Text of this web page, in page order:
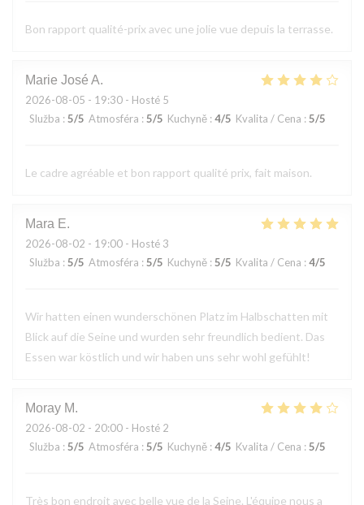
Bon rapport qualité-prix avec une jolie vue depuis la terrasse.
Marie José A
2026-08-05 - 19:30 - Hosté 5
Služba : 5/5 Atmosféra : 5/5 Kuchyně : 4/5 Kvalita / Cena : 5/5
Le cadre agréable et bon rapport qualité prix, fait maison.
Mara E
2026-08-02 - 19:00 - Hosté 3
Služba : 5/5 Atmosféra : 5/5 Kuchyně : 5/5 Kvalita / Cena : 4/5
Wir hatten einen wunderschönen Platz im Halbschatten mit
Blick auf die Seine und wurden sehr freundlich bedient. Das
Essen war köstlich und wir haben uns sehr wohl gefühlt!
Moray M
2026-08-02 - 20:00 - Hosté 2
Služba : 5/5 Atmosféra : 5/5 Kuchyně : 4/5 Kvalita / Cena : 5/5
Très bon endroit avec belle vue de la Seine. L'équipe nous a